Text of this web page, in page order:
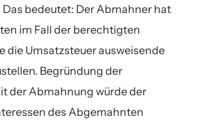
bedeutet: Der Abmahner hat
im Fall der berechtigten
die Umsatzsteuer ausweisende
Begründung der
der Abmahnung würde der
des Abgemahnten